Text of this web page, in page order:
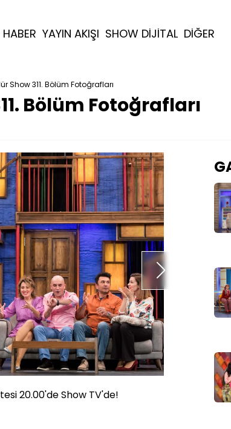
YAYIN AKIŞI SHOW DİJİTAL DİĞER
Show 311. Bölüm Fotoğrafları
Bölüm Fotoğrafları
20.00'de Show TV'de!